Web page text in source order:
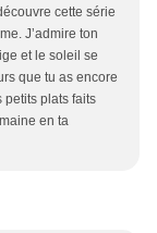
cette série
J’admire ton
et le soleil se
que tu as encore
petits plats faits
en ta